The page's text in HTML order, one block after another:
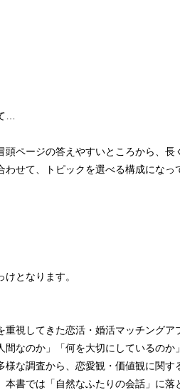
…
ページの答えやすいところから、長
せて、トピックを選べる構成になっ
となります。
視してきた恋活・婚活マッチングア
なのか」「何を大切にしているのか」
な調査から、恋愛観・価値観に関す
書では「自然なふたりの会話」に落